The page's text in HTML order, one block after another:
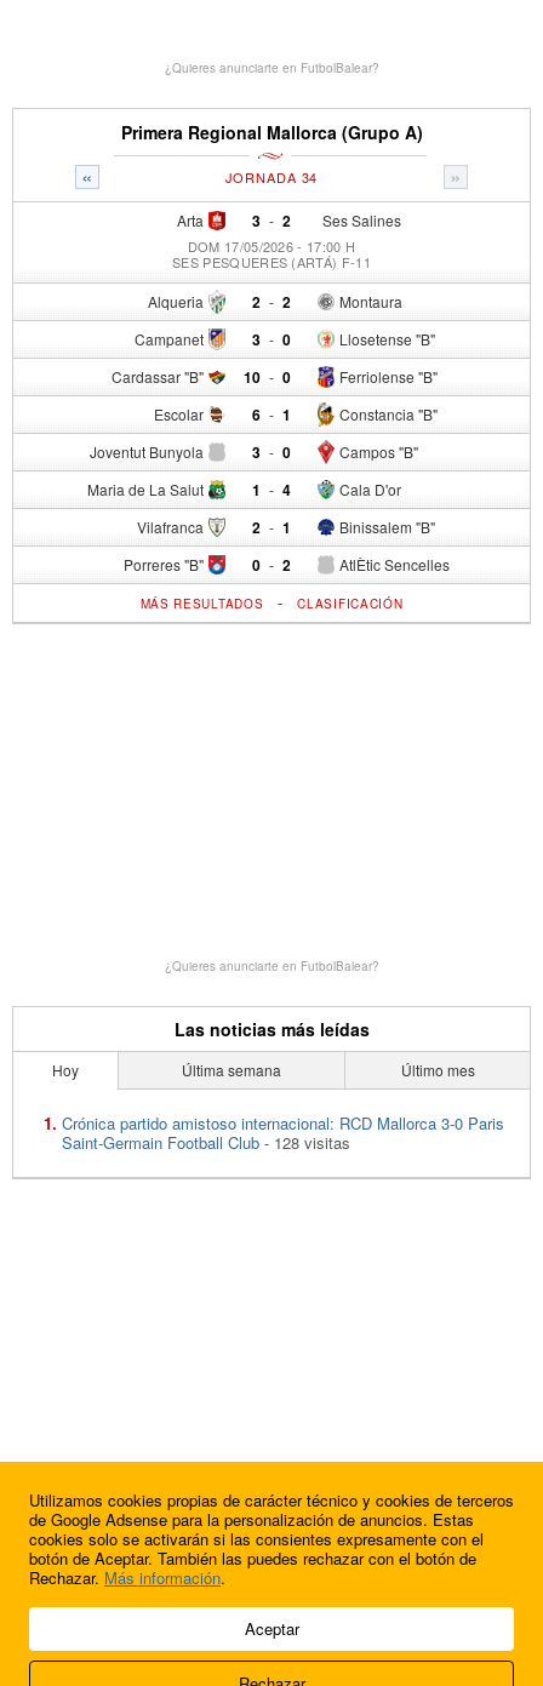
¿Quieres anunciarte en FutbolBalear?
Primera Regional Mallorca (Grupo A)
« »
JORNADA 34
Arta 3 - Ses Salines
2
DOM 17/05/2026 - 17:00 H
SES PESQUERES (ARTÁ) F-11
Alqueria 2 - Montaura
2
Campanet 3 - Llosetense "B"
0
Cardassar "B" 10 - Ferriolense "B"
0
Escolar 6 - Constancia "B"
1
Joventut Bunyola 3 - Campos "B"
0
Maria de La Salut 1 - Cala D'or
4
Vilafranca 2 - Binissalem "B"
1
Porreres "B" 0 - AtlÈtic Sencelles
2
MÁS RESULTADOS -CLASIFICACIÓN
¿Quieres anunciarte en FutbolBalear?
Las noticias más leídas
Hoy Última semana Último mes
Crónica partido amistoso internacional: RCD Mallorca 3-0 Paris
Saint-Germain Football Club - 128 visitas
© 2009 - 2026 Soluciones Corporativas IP, SL.
Utilizamos cookies propias de carácter técnico y cookies de terceros
de Google Adsense para la personalización de anuncios. Estas
cookies solo se activarán si las consientes expresamente con el
botón de Aceptar. También las puedes rechazar con el botón de
Rechazar. Más información.
Aceptar